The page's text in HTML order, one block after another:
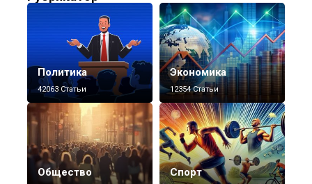
Политика
42063 Статьи
Экономика
12354 Статьи
Общество Спорт